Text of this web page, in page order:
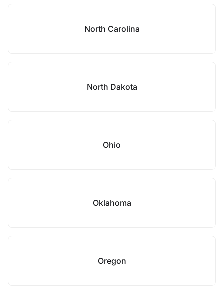
North Carolina
North Dakota
Ohio
Oklahoma
Oregon